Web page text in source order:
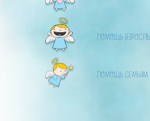
ПОМОЩЬ
ПОМОЩЬ СЕМЬЯМ